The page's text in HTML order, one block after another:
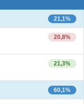
21,1%
20,8%
21,3%
60,1%